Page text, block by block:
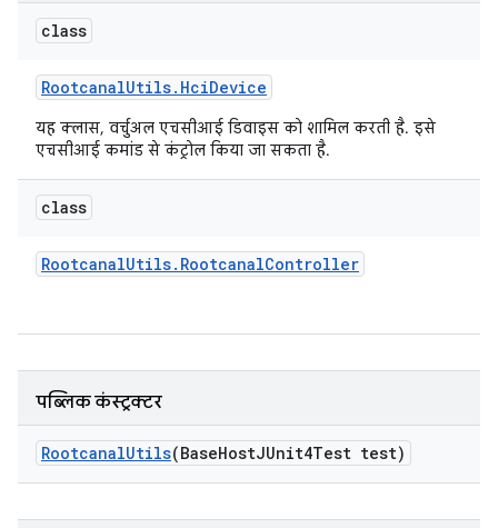
class
RootcanalUtils. HciDevice
यह क्लास, वर्चुअल एचसीआई डिवाइस को शामिल करती है. इसे
एचसीआई कमांड से कंट्रोल किया जा सकता है.
class
RootcanalUtils. RootcanalController
पब्लिक कंस्ट्रक्टर
RootcanalUtils(BaseHostJUnit4Test test)